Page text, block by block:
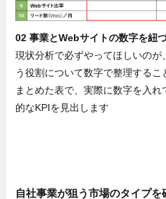
02 事業とWebサイトの数字を紐
現状分析で必ずやってほしいのが
う役割について数字で整理する
まとめた表で、実際に数字を入
的なKPIを見出します
自社事業が狙う市場のタイプを